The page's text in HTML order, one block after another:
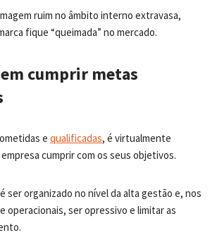
ruim no âmbito interno extravasa,
fique “queimada” no mercado.
cumprir metas
e qualificadas, é virtualmente
cumprir com os seus objetivos.
ser organizado no nível da alta gestão e, nos
operacionais, ser opressivo e limitar as